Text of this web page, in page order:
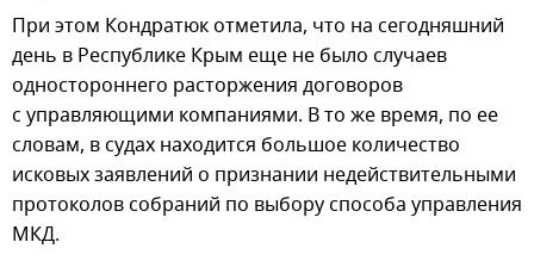
При этом Кондратюк отметила, что на сегодняшний
день в Республике Крым еще не было случаев
одностороннего расторжения договоров
с управляющими компаниями. В то же время, по ее
словам, в судах находится большое количество
исковых заявлений о признании недействительными
протоколов собраний по выбору способа управления
МКД.